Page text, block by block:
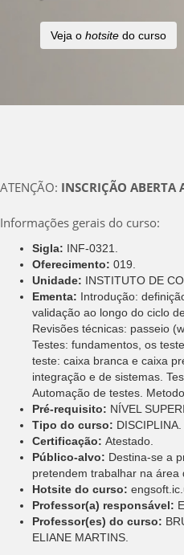
Veja o hotsite do curso
ATENÇÃO: INSCRIÇÃO
Informações gerais do curso:
Sigla: INF-0321.
Oferecimento: 019.
Unidade: INSTITUTO DE
Ementa: Introdução:
validação ao longo do ciclo
Revisões técnicas: passeio
Testes: fundamentos, os
teste: caixa branca e caixa
integração e de sistemas.
Automação de testes.
Pré-requisito: NÍVEL
Tipo do curso: DISCIPLINA.
Certificação: Atestado.
Público-alvo: Destina-se a
pretendem trabalhar na área
Hotsite do curso:
Professor(a) responsável:
Professor(es) do curso:
ELIANE MARTINS.